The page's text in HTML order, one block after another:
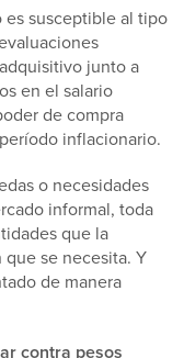
es susceptible al tipo
junto a
en el salario
de compra
inflacionario.
o necesidades
informal, toda
que la
se necesita. Y
de manera
contra pesos